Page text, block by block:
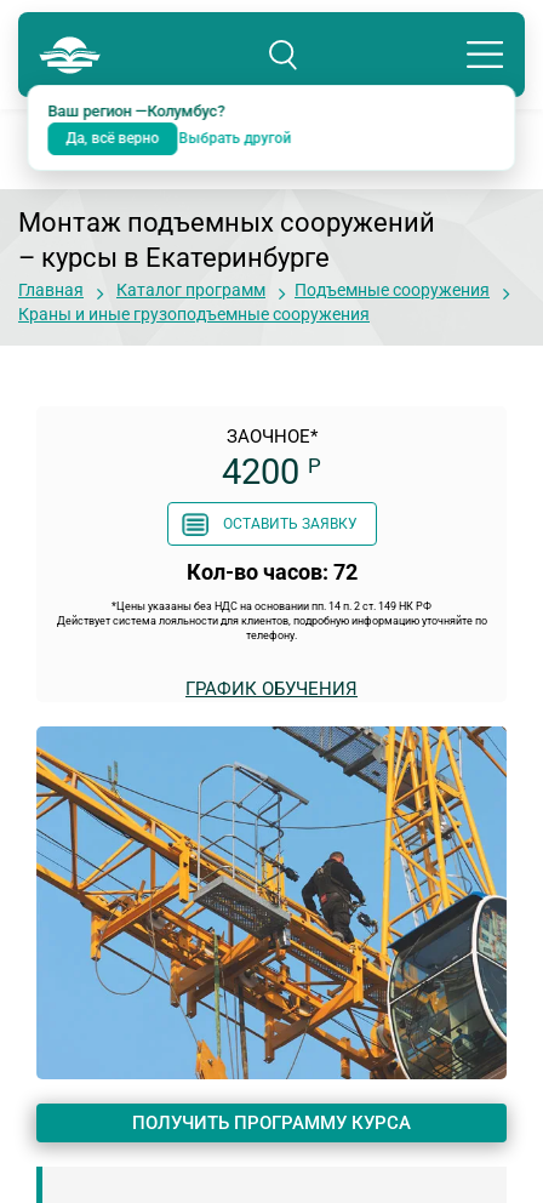
Колумбус
Подразделение: Екатеринбург
Ваш регион —Колумбус?
Да, всё верно Выбрать другой
8 800 234-18-38
Монтаж подъемных сооружений
– курсы в Екатеринбурге
Главная Каталог программ
Подъемные сооружения
Краны и иные грузоподъемные сооружения
ЗАОЧНОЕ*
4200 Р
ОСТАВИТЬ ЗАЯВКУ
Кол-во часов: 72
*Цены указаны без НДС на основании пп. 14 п. 2 ст. 149 НК РФ
Действует система лояльности для клиентов, подробную информацию уточняйте по
телефону.
ГРАФИК ОБУЧЕНИЯ
ПОЛУЧИТЬ ПРОГРАММУ КУРСА